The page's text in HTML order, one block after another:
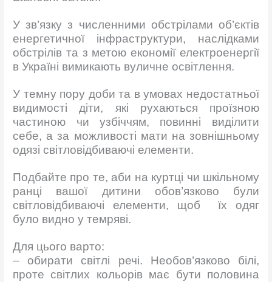
У зв’язку з численними обстрілами об’єктів
енергетичної інфраструктури, наслідками
обстрілів та з метою економії електроенергії
в Україні вимикають вуличне освітлення.
У темну пору доби та в умовах недостатньої
видимості діти, які рухаються проїзною
частиною чи узбіччям, повинні виділити
себе, а за можливості мати на зовнішньому
одязі світловідбиваючі елементи.
Подбайте про те, аби на куртці чи шкільному
ранці вашої дитини обов’язково були
світловідбиваючі елементи, щоб їх одяг
було видно у темряві.
Для цього варто:
– обирати світлі речі. Необов’язково білі,
проте світлих кольорів має бути половина